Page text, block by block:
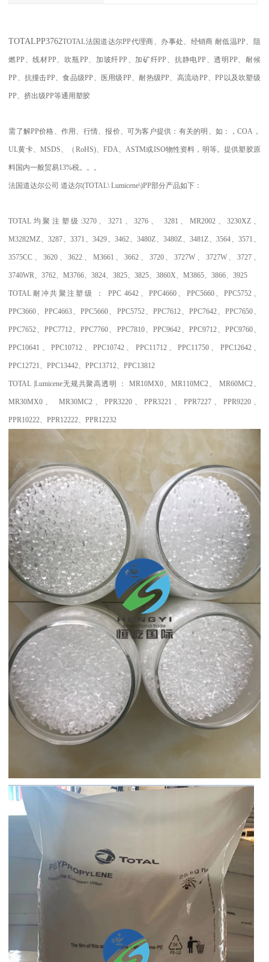
TOTALPP3762TOTAL法国道达尔PP代理商、办事处、经销商 耐低温PP、阻
燃PP 、线材PP、吹瓶PP、加玻纤PP 、加矿纤PP 、抗静电PP 、透明 PP、耐候
PP 、抗撞击PP、食品级PP 、医用级PP、耐热级PP、高流动PP、PP 以及吹塑级
PP、挤出级PP等通用塑胶
需了解PP价格、作用、行情、报价、可为客户提供：有关的明、如：，COA ，
UL黄卡、 MSDS、 （ RoHS)、 FDA、ASTM或ISO物性资料，明等。提供塑胶原
料国内一般贸易13%税。。。
法国道达尔公司 道达尔(TOTAL\ Lumicene\)PP部分产品如下：
TOTAL 均聚注塑级 :3270、 3271 、3276 、 3281 、 MR2002、3230XZ 、
M3282MZ、3287、3371 、3429、3462、3480Z、3480Z、3481Z、3564、3571 、
3575CC 、 3620、3622 、 M3661 、3662 、 3720、3727W 、 3727W、 3727、
3740WR、3762、M3766、3824、3825、3825、3860X、M3865、3866、3925
TOTAL 耐冲共聚注塑级 ：PPC 4642 、PPC4660 、 PPC5660、PPC5752 、
PPC3660、PPC4663、PPC5660、 PPC5752、 PPC7612、 PPC7642、 PPC7650、
PPC7652、PPC7712、PPC7760、 PPC7810、 PPC9642、 PPC9712、 PPC9760、
PPC10641 、 PPC10712、PPC10742 、 PPC11712、PPC11750 、 PPC12642、
PPC12721、PPC13442、PPC13712、PPC13812
TOTAL |Lumicene无规共聚高透明 ： MR10MX0、MR110MC2、 MR60MC2、
MR30MX0 、MR30MC2 、PPR3220 、 PPR3221 、 PPR7227、 PPR9220、
PPR10222、PPR12222、PPR12232